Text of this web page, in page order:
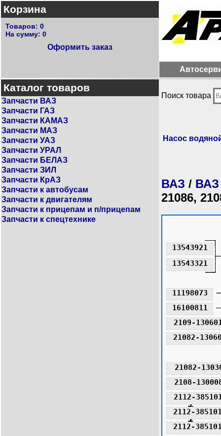
Корзина
Товаров: 0
На сумму: 0
Оформить заказ
Каталог товаров
Запчасти ВАЗ
Запчасти ГАЗ
Запчасти КАМАЗ
Запчасти МАЗ
Запчасти УАЗ
Запчасти УРАЛ
Запчасти БЕЛАЗ
Запчасти ЗИЛ
Запчасти КрАЗ
Запчасти к автобусам
Запчасти к двигателям
Запчасти к прицепам и п/прицепам
Запчасти к спецтехнике
Поиск товара
Насос
ВАЗ / ВАЗ
21086,
11198073
13543321
13543921
16100811
2108-
21082-
21082-
2109-
2112-
2112-
2112-